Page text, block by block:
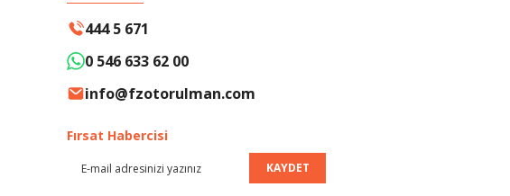
444 5 671
0 546 633 62 00
info@fzotorulman.com
Fırsat Habercisi
KAYDET